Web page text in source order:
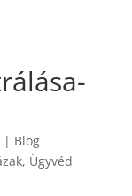
| Blog
, Ügyvéd